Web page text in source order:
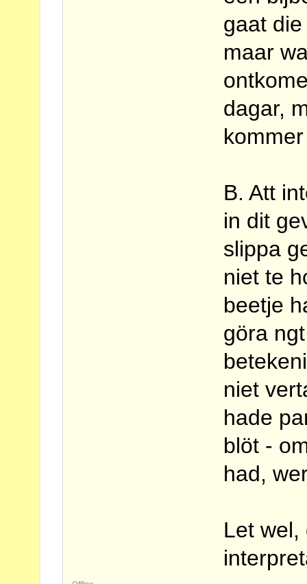
gaat
maar
dagar,
B. Att
in dit
slippa
niet te
beetje
göra
niet
hade
blöt -
had,
Let wel,